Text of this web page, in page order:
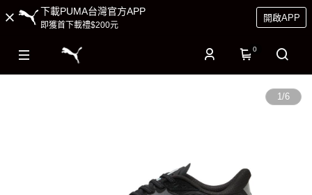
下載PUMA台灣官方APP
即獲首下載禮$200元
開啟APP
0
1/6